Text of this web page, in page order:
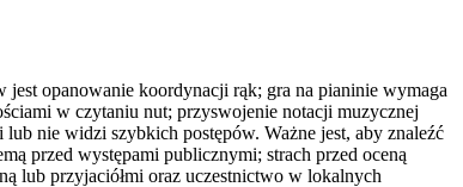
opanowanie koordynacji rąk; gra na pianinie wymaga
w czytaniu nut; przyswojenie notacji muzycznej
nie widzi szybkich postępów. Ważne jest, aby znaleźć
przed występami publicznymi; strach przed oceną
lub przyjaciółmi oraz uczestnictwo w lokalnych